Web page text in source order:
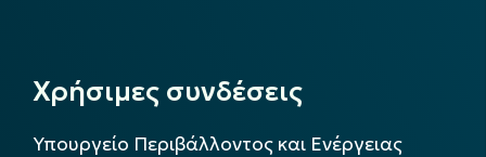
Χρήσιμες συνδέσεις
Υπουργείο Περιβάλλοντος και Ενέργειας